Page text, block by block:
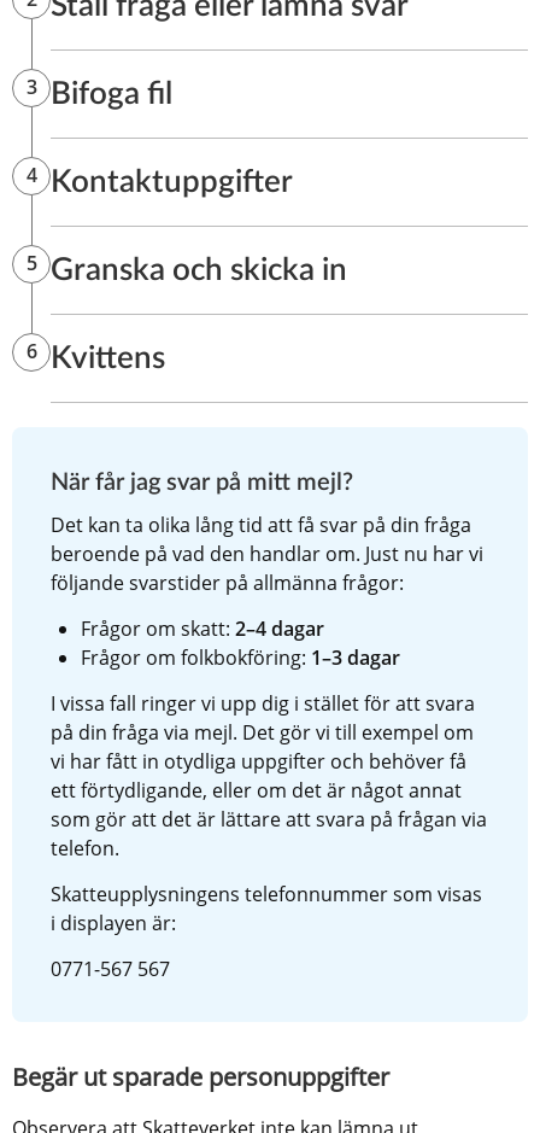
När får jag svar på mitt mejl?
Det kan ta olika lång tid att få svar på din fråga
beroende på vad den handlar om. Just nu har vi
följande svarstider på allmänna frågor:
Frågor om skatt: 2–4 dagar
Frågor om folkbokföring: 1–3 dagar
I vissa fall ringer vi upp dig i stället för att svara
på din fråga via mejl. Det gör vi till exempel om
vi har fått in otydliga uppgifter och behöver få
ett förtydligande, eller om det är något annat
som gör att det är lättare att svara på frågan via
telefon.
Skatteupplysningens telefonnummer som visas
i displayen är:
0771-567 567
Begär ut sparade personuppgifter